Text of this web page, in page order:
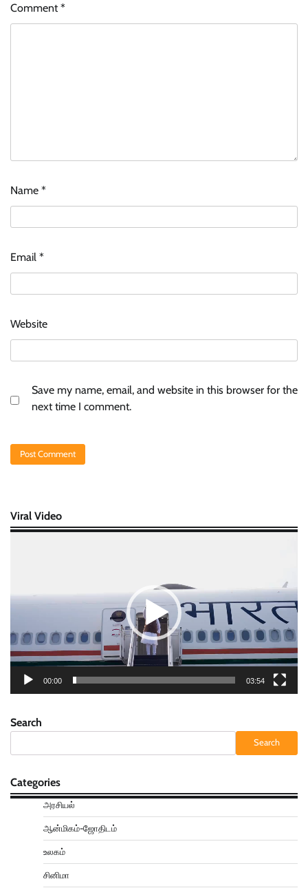
Comment*
Name *
Email *
Website
Save my name, email, and website in this browser for the
next time I comment.
Viral Video
00:00 03:54
Search
Search
Categories
அரசியல்
ஆன்மிகம்-ஜோதிடம்
உலகம்
சினிமா